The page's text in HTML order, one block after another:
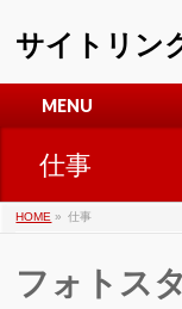
サイトリン
MENU
仕事
HOME » 仕事
フォトス